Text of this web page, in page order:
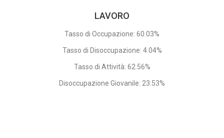
LAVORO
Tasso di Occupazione: 60.03%
Tasso di Disoccupazione: 4.04%
Tasso di Attività: 62.56%
Disoccupazione Giovanile: 23.53%